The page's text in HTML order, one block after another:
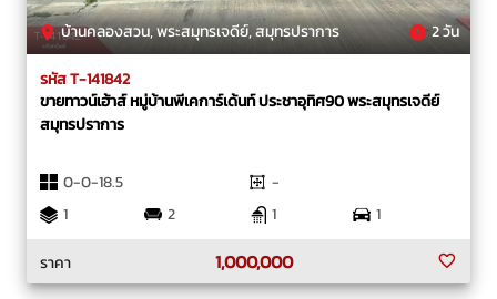
บ้านคลองสวน, พระสมุทรเจดีย์, สมุทรปราการ 2 วัน
รหัส T-141842
ขายทาวน์เฮ้าส์ หมู่บ้านพีเคการ์เด้นท์ ประชาอุทิศ90 พระสมุทรเจดีย์
สมุทรปราการ
0-0-18.5
-
1
2 1
1
ราคา
1,000,000